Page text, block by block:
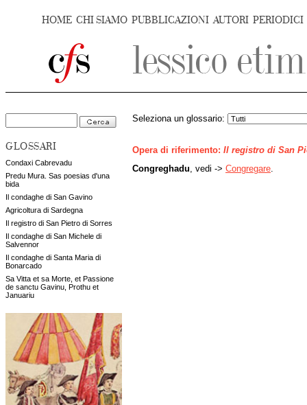
HOME CHI SIAMO PUBBLICAZIONI AUTORI PERIODICI
GLOSSARI
Condaxi Cabrevadu
Predu Mura. Sas poesias d'una
bida
Il condaghe di San Gavino
Agricoltura di Sardegna
Il registro di San Pietro di Sorres
Il condaghe di San Michele di
Salvennor
Il condaghe di Santa Maria di
Bonarcado
Sa Vitta et sa Morte, et Passione
de sanctu Gavinu, Prothu et
Januariu
Seleziona un glossario:
Opera di riferimento: Il registro di San
Congreghadu , vedi -> Congregare